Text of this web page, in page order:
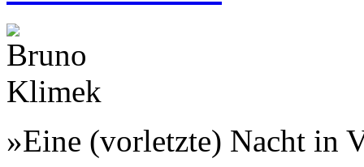
»Eine (vorletzte) Nacht in